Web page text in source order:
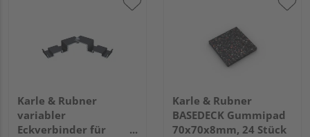
Karle & Rubner
variabler
Eckverbinder für
Karle & Rubner
BASEDECK Gummipad
70x70x8mm, 24 Stück